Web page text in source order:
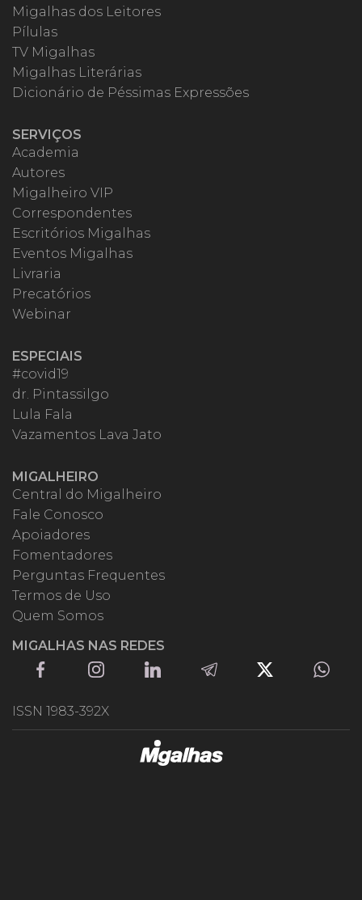
Migalhas dos Leitores
Pílulas
TV Migalhas
Migalhas Literárias
Dicionário de Péssimas Expressões
SERVIÇOS
Academia
Autores
Migalheiro VIP
Correspondentes
Escritórios Migalhas
Eventos Migalhas
Livraria
Precatórios
Webinar
ESPECIAIS
#covid19
dr. Pintassilgo
Lula Fala
Vazamentos Lava Jato
MIGALHEIRO
Central do Migalheiro
Fale Conosco
Apoiadores
Fomentadores
Perguntas Frequentes
Termos de Uso
Quem Somos
MIGALHAS NAS REDES
ISSN 1983-392X